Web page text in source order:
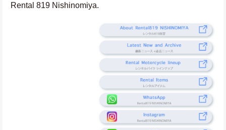
Rental 819 Nishinomiya.